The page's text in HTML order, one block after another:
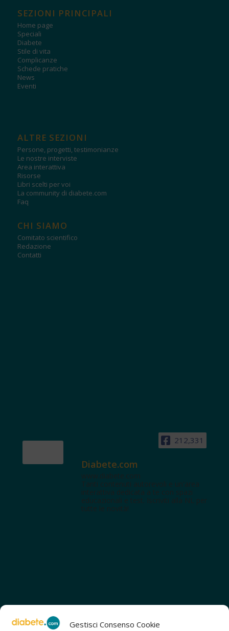
Gestisci Consenso Cookie
SEZIONI PRINCIPALI
Home page
Speciali
Diabete
Stile di vita
Complicanze
Schede pratiche
News
Eventi
ALTRE SEZIONI
Persone, progetti, testimonianze
Le nostre interviste
Area interattiva
Risorse
Libri scelti per voi
La community di diabete.com
Faq
CHI SIAMO
Comitato scientifico
Redazione
Contatti
212,331
Diabete.com
www.diabete.com
Tanti contenuti autorevoli e un'area
interattiva dedicata a te con spazi
educazionali e test. Iscriviti alla NL per
tutte le novità!